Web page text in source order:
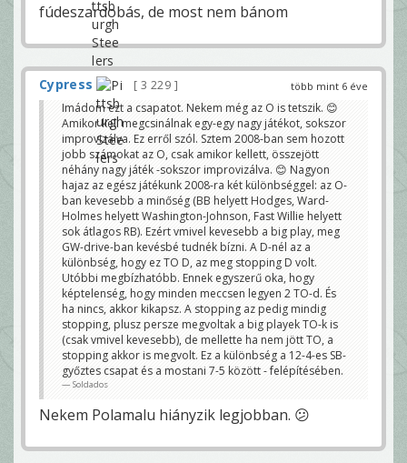
fúdeszardobás, de most nem bánom
több mint 6 éve
Cypress
3 229
Imádom ezt a csapatot. Nekem még az O is tetszik. 😊
Amikor kell megcsinálnak egy-egy nagy játékot, sokszor
improvizálva. Ez erről szól. Sztem 2008-ban sem hozott
jobb számokat az O, csak amikor kellett, összejött
néhány nagy játék -sokszor improvizálva. 😊 Nagyon
hajaz az egész játékunk 2008-ra két különbséggel: az O-
ban kevesebb a minőség (BB helyett Hodges, Ward-
Holmes helyett Washington-Johnson, Fast Willie helyett
sok átlagos RB). Ezért vmivel kevesebb a big play, meg
GW-drive-ban kevésbé tudnék bízni. A D-nél az a
különbség, hogy ez TO D, az meg stopping D volt.
Utóbbi megbízhatóbb. Ennek egyszerű oka, hogy
képtelenség, hogy minden meccsen legyen 2 TO-d. És
ha nincs, akkor kikapsz. A stopping az pedig mindig
stopping, plusz persze megvoltak a big playek TO-k is
(csak vmivel kevesebb), de mellette ha nem jött TO, a
stopping akkor is megvolt. Ez a különbség a 12-4-es SB-
győztes csapat és a mostani 7-5 között - felépítésében.
Soldados
Nekem Polamalu hiányzik legjobban. 😕